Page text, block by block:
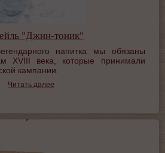
"Джин-тоник"
напитка мы обязаны
ХVIII века, которые принимали
кампании.
Читать далее